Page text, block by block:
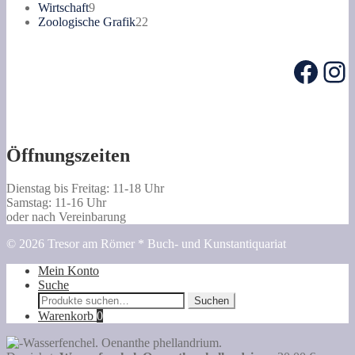
Produkte
Wirtschaft99
Produkte
Zoologische Grafik22
Öffnungszeiten
Dienstag bis Freitag: 11-18 Uhr
Samstag: 11-16 Uhr
oder nach Vereinbarung
© 2026 Tresor am Römer * Buch- und Kunstantiquariat
Mein Konto
Suche
Suche
nach:
Suchen
Warenkorb 0